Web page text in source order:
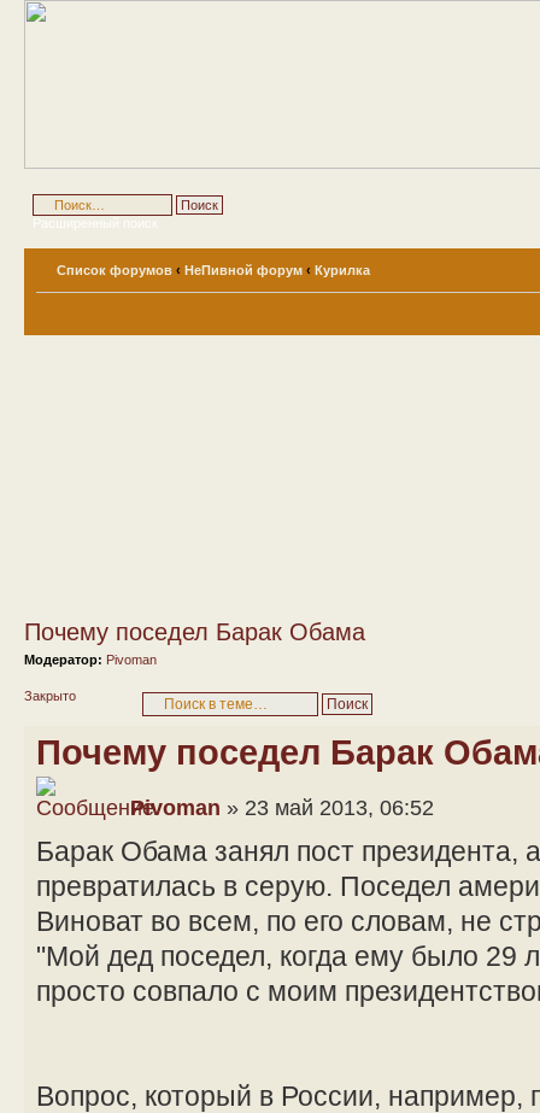
Расширенный поиск
Список форумов ‹ НеПивной форум ‹ Курилка
Почему поседел Барак Обама
Модератор: Pivoman
Закрыто
Почему поседел Барак
Pivoman » 23 май 2013, 06:52
Барак Обама занял пост президента,
превратилась в серую. Поседел
Виноват во всем, по его словам, не
"Мой дед поседел, когда ему было 29
просто совпало с моим
Вопрос, который в России, например,